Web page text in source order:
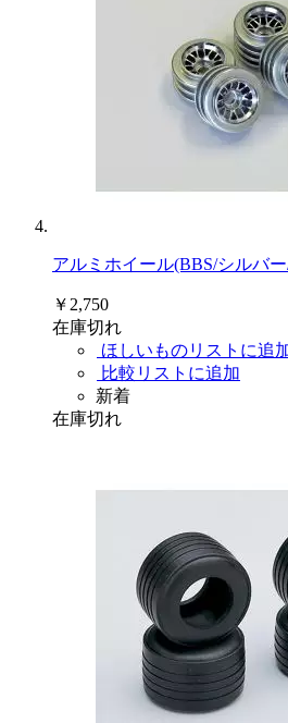
アルミホイール(BBS/シルバー
￥2,750
在庫切れ
ほしいものリストに追
比較リストに追加
新着
在庫切れ